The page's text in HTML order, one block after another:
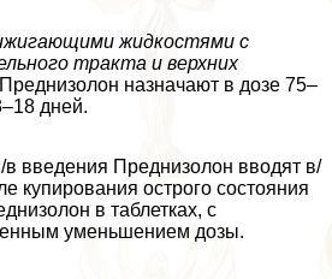
жидкостями с
тpaкта и верхних
Преднизолон назначают в дозе 75–
дней.
введения Преднизолон вводят в/
купирования острого состояния
в таблетках, с
уменьшением дозы.